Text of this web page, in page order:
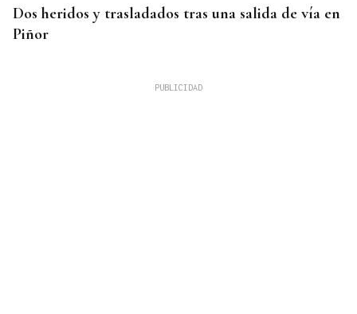
Dos heridos y trasladados tras una salida de vía en
Piñor